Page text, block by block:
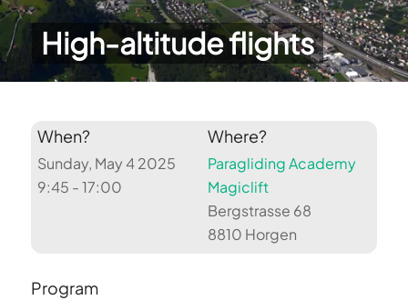
High-altitude flights
When?
Sunday, May 4 2025
9:45 - 17:00
Where?
Paragliding Academy
Magiclift
Bergstrasse 68
8810 Horgen
Program